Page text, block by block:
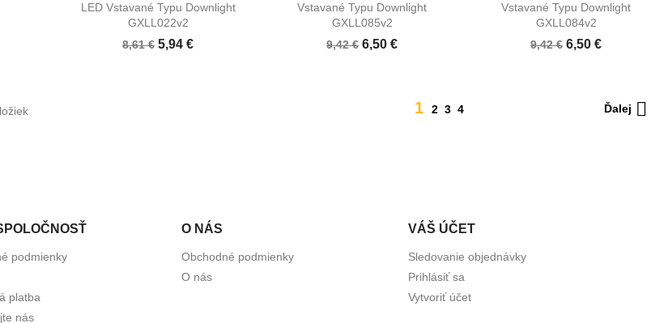
LED Vstavané Typu Downlight
GXLL022v2
8,61 € 5,94 €
Vstavané Typu Downlight
GXLL085v2
9,42 € 6,50 €
Vstavané Typu Downlight
GXLL084v2
9,42 € 6,50 €
1234 Ďalej 
podmienky
platba
nás
O NÁS
Obchodné podmienky
O nás
VÁŠ ÚČET
Sledovanie objednávky
Prihlásiť sa
Vytvoriť účet